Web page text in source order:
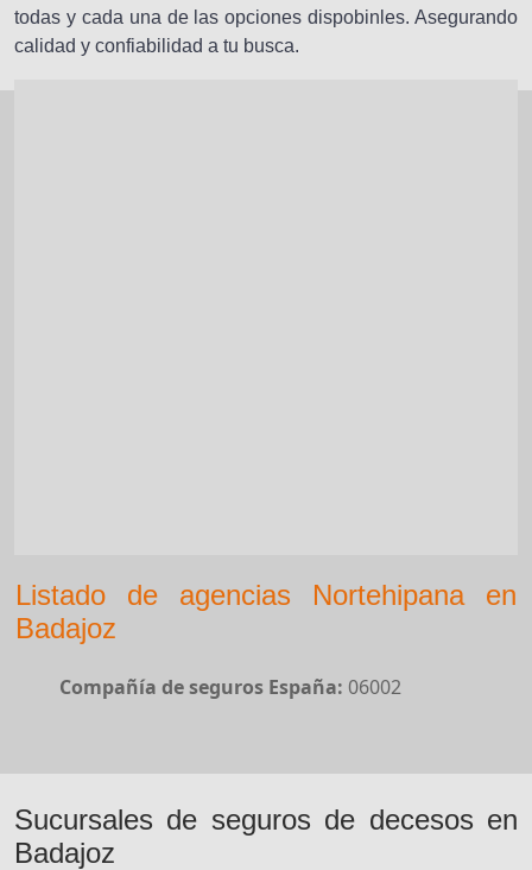
todas y cada una de las opciones dispobinles. Asegurando
calidad y confiabilidad a tu busca.
Listado de agencias Nortehipana en
Badajoz
Compañía de seguros España: 06002
Sucursales de seguros de decesos en
Badajoz